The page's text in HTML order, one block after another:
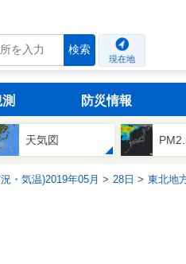
検索
現在地
防災情報
天気図
・気温)2019年05月 28日 東北地